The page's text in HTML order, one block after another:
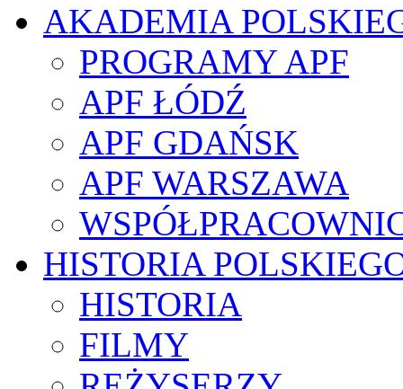
AKADEMIA
PROGRAMY APF
APF ŁÓDŹ
APF GDAŃSK
APF WARSZAWA
HISTORIA
HISTORIA
FILMY